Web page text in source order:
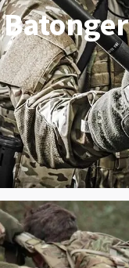
Batonger